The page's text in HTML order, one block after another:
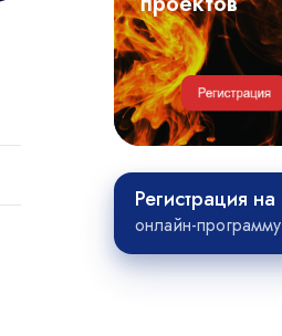
проектов
Регистрация на
онлайн-программу
Регистрация